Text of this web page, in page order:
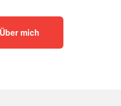
Über mich